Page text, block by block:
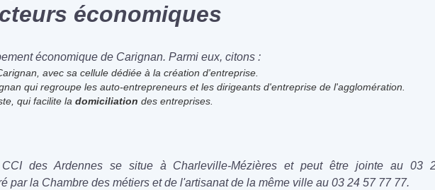
économiques
économique de Carignan. Parmi eux, citons :
avec sa cellule dédiée à la création d'entreprise.
qui regroupe les auto-entrepreneurs et les dirigeants d'entreprise de l'agglomération.
qui facilite la domiciliation des entreprises.
CCI des Ardennes se situe à Charleville-Mézières et peut être jointe au 03
par la Chambre des métiers et de l'artisanat de la même ville au 03 24 57 77 77.